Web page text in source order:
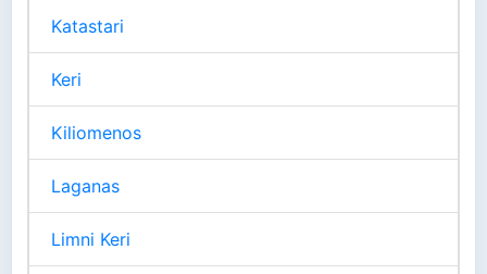
Katastari
Keri
Kiliomenos
Laganas
Limni Keri